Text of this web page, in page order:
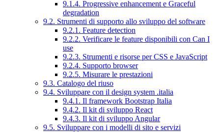
9.1.4. Progressive enhancement e Graceful
degradation
9.2. Strumenti di supporto allo sviluppo del software
9.2.1. Feature detection
9.2.2. Verificare le feature disponibili con Can I
use
9.2.3. Strumenti e risorse per CSS e JavaScript
9.2.4. Supporto browser
9.2.5. Misurare le prestazioni
9.3. Catalogo del riuso
9.4. Sviluppare con il design system .italia
9.4.1. Il framework Bootstrap Italia
9.4.2. Il kit di sviluppo React
9.4.3. Il kit di sviluppo Angular
9.5. Sviluppare con i modelli di sito e servizi